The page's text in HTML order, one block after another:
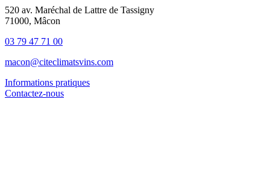
520 av. Maréchal de Lattre de Tassigny
71000, Mâcon
03 79 47 71 00
macon@citeclimatsvins.com
Informations pratiques
Contactez-nous